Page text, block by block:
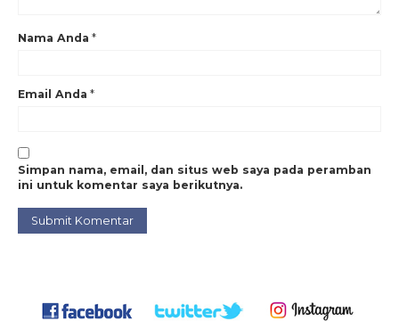
Nama Anda *
Email Anda *
Simpan nama, email, dan situs web saya pada peramban
ini untuk komentar saya berikutnya.